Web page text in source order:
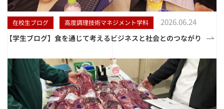
在校生ブログ 高度調理技術マネジメント学科 2026.06.24
【学生ブログ】食を通じて考えるビジネスと社会とのつながり